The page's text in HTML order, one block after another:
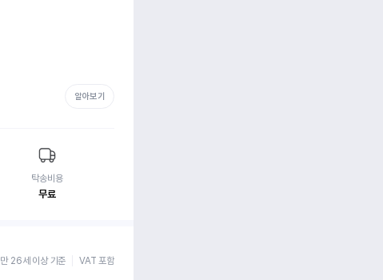
알아보기
탁송비용
무료
만 26세 이상 기준 VAT 포함